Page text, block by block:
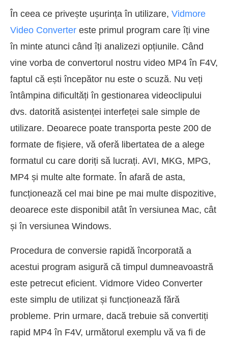
În ceea ce privește ușurința în utilizare, Vidmore
Video Converter este primul program care îți vine
în minte atunci când îți analizezi opțiunile. Când
vine vorba de convertorul nostru video MP4 în F4V,
faptul că ești începător nu este o scuză. Nu veți
întâmpina dificultăți în gestionarea videoclipului
dvs. datorită asistenței interfeței sale simple de
utilizare. Deoarece poate transporta peste 200 de
formate de fișiere, vă oferă libertatea de a alege
formatul cu care doriți să lucrați. AVI, MKG, MPG,
MP4 și multe alte formate. În afară de asta,
funcționează cel mai bine pe mai multe dispozitive,
deoarece este disponibil atât în versiunea Mac, cât
și în versiunea Windows.
Procedura de conversie rapidă încorporată a
acestui program asigură că timpul dumneavoastră
este petrecut eficient. Vidmore Video Converter
este simplu de utilizat și funcționează fără
probleme. Prin urmare, dacă trebuie să convertiți
rapid MP4 în F4V, următorul exemplu vă va fi de